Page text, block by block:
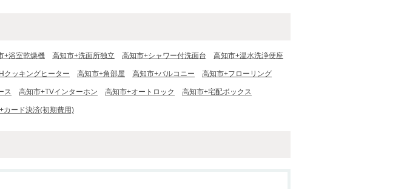
+浴室乾燥機 高知市+洗面所独立 高知市+シャワー付洗面台 高知市+温水洗浄便座
クッキングヒーター 高知市+角部屋 高知市+バルコニー 高知市+フローリング
ス 高知市+TVインターホン 高知市+オートロック 高知市+宅配ボックス
カード決済(初期費用)